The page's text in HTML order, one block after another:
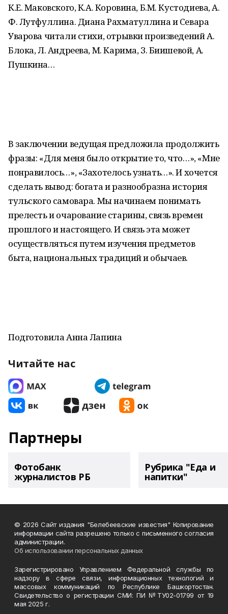
К.Е. Маковского, К.А. Коровина, Б.М. Кустодиева, А.
Ф. Лутфуллина. Диана Рахматуллина и Севара
Уварова читали стихи, отрывки произведений А.
Блока, Л. Андреева, М. Карима, З. Биишевой, А.
Пушкина…
В заключении ведущая предложила продолжить
фразы: «Для меня было открытие то, что…», «Мне
понравилось…», «Захотелось узнать…». И хочется
сделать вывод: богата и разнообразна история
тульского самовара. Мы начинаем понимать
прелесть и очарование старины, связь времен
прошлого и настоящего. И связь эта может
осуществляться путем изучения предметов
быта, национальных традиций и обычаев.
Подготовила Анна Лапина
Читайте нас
Партнеры
Фотобанк
журналистов РБ
Рубрика "Еда и
напитки"
© 2026 Сайт издания "Белебеевские известия" Копирование
информации сайта разрешено только с письменного согласия
администрации.
Об использовании персональных данных
Зарегистрировано Управлением Федеральной службы по
надзору в сфере связи, информационных технологий и
массовых коммуникаций по Республике Башкортостан.
Свидетельство о регистрации СМИ: ПИ №ТУ02-01799 от 19
мая 2025 г.